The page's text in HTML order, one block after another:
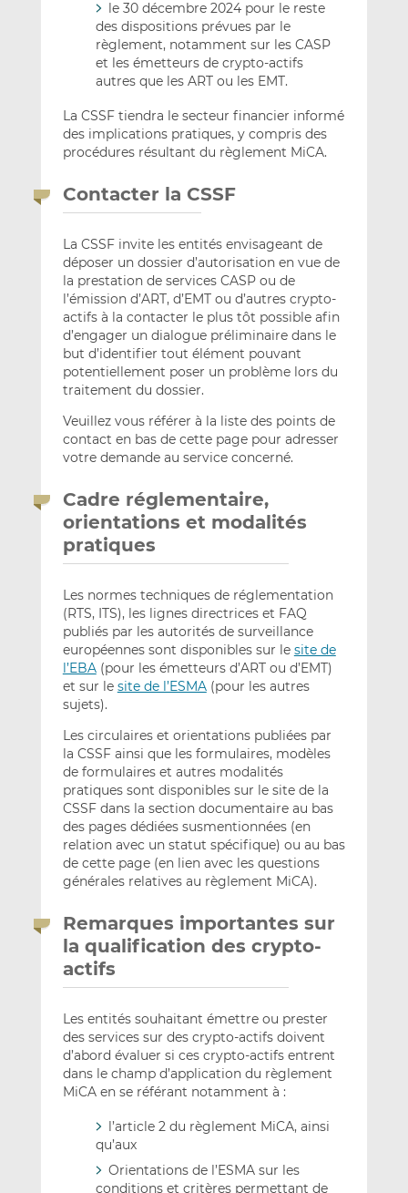
le 30 décembre 2024 pour le reste
des dispositions prévues par le
règlement, notamment sur les CASP
et les émetteurs de crypto-actifs
autres que les ART ou les EMT.
La CSSF tiendra le secteur financier informé
des implications pratiques, y compris des
procédures résultant du règlement MiCA.
Contacter la CSSF
La CSSF invite les entités envisageant de
déposer un dossier d’autorisation en vue de
la prestation de services CASP ou de
l’émission d’ART, d’EMT ou d’autres crypto-
actifs à la contacter le plus tôt possible afin
d’engager un dialogue préliminaire dans le
but d’identifier tout élément pouvant
potentiellement poser un problème lors du
traitement du dossier.
Veuillez vous référer à la liste des points de
contact en bas de cette page pour adresser
votre demande au service concerné.
Cadre réglementaire,
orientations et modalités
pratiques
Les normes techniques de réglementation
(RTS, ITS), les lignes directrices et FAQ
publiés par les autorités de surveillance
européennes sont disponibles sur le site de
l’EBA(pour les émetteurs d’ART ou d’EMT)
et sur le site de l’ESMA(pour les autres
sujets).
Les circulaires et orientations publiées par
la CSSF ainsi que les formulaires, modèles
de formulaires et autres modalités
pratiques sont disponibles sur le site de la
CSSF dans la section documentaire au bas
des pages dédiées susmentionnées (en
relation avec un statut spécifique) ou au bas
de cette page (en lien avec les questions
générales relatives au règlement MiCA).
Remarques importantes sur
la qualification des crypto-
actifs
Les entités souhaitant émettre ou prester
des services sur des crypto-actifs doivent
d’abord évaluer si ces crypto-actifs entrent
dans le champ d’application du règlement
MiCA en se référant notamment à :
l’article 2 du règlement MiCA, ainsi
qu’aux
Orientations de l’ESMA sur les
conditions et critères permettant de